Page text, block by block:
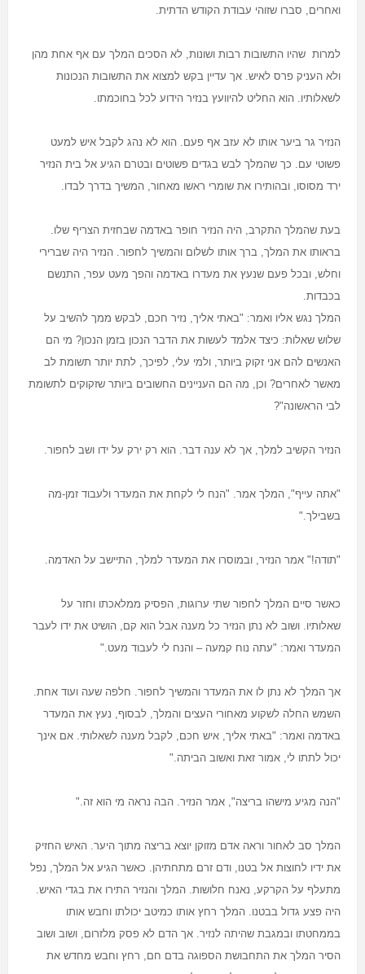
ואחרים, סברו שזוהי עבודת הקודש הדתית.
למרות שהיו התשובות רבות ושונות, לא הסכים המלך עם אף אחת מהן
ולא העניק פרס לאיש. אך עדיין בקש למצוא את התשובות הנכונות
לשאלותיו. הוא החליט להיוועץ בנזיר הידוע לכל בחוכמתו.
הנזיר גר ביער אותו לא עזב אף פעם. הוא לא נהג לקבל איש למעט
פשוטי עם. כך שהמלך לבש בגדים פשוטים ובטרם הגיע אל בית הנזיר
ירד מסוסו, ובהותירו את שומרי ראשו מאחור, המשיך בדרך לבדו.
בעת שהמלך התקרב, היה הנזיר חופר באדמה שבחזית הצריף שלו.
בראותו את המלך, ברך אותו לשלום והמשיך לחפור. הנזיר היה שברירי
וחלש, ובכל פעם שנעץ את מעדרו באדמה והפך מעט עפר, התנשם
בכבדות.
המלך נגש אליו ואמר: "באתי אליך, נזיר חכם, לבקש ממך להשיב על
שלוש שאלות: כיצד אלמד לעשות את הדבר הנכון בזמן הנכון? מי הם
האנשים להם אני זקוק ביותר, ולמי עלי, לפיכך, לתת יותר תשומת לב
מאשר לאחרים? וכן, מה הם העניינים החשובים ביותר שזקוקים לתשומת
לבי הראשונה?"
הנזיר הקשיב למלך, אך לא ענה דבר. הוא רק ירק על ידו ושב לחפור.
"אתה עייף", המלך אמר. "הנח לי לקחת את המעדר ולעבוד זמן-מה
בשבילך".
"תודה!" אמר הנזיר, ובמוסרו את המעדר למלך, התיישב על האדמה.
כאשר סיים המלך לחפור שתי ערוגות, הפסיק ממלאכתו וחזר על
שאלותיו. ושוב לא נתן הנזיר כל מענה אבל הוא קם, הושיט את ידו לעבר
המעדר ואמר: "עתה נוח קמעה – והנח לי לעבוד מעט".
אך המלך לא נתן לו את המעדר והמשיך לחפור. חלפה שעה ועוד אחת.
השמש החלה לשקוע מאחורי העצים והמלך, לבסוף, נעץ את המעדר
באדמה ואמר: "באתי אליך, איש חכם, לקבל מענה לשאלותי. אם אינך
יכול לתתו לי, אמור זאת ואשוב הביתה".
"הנה מגיע מישהו בריצה", אמר הנזיר. הבה נראה מי הוא זה".
המלך סב לאחור וראה אדם מזוקן יוצא בריצה מתוך היער. האיש החזיק
את ידיו לחוצות אל בטנו, ודם זרם מתחתיהן. כאשר הגיע אל המלך, נפל
מתעלף על הקרקע, נאנח חלושות. המלך והנזיר התירו את בגדי האיש.
היה פצע גדול בבטנו. המלך רחץ אותו כמיטב יכולתו וחבש אותו
בממחטתו ובמגבת שהיתה לנזיר. אך הדם לא פסק מלזרום, ושוב ושוב
הסיר המלך את התחבושת הספוגה בדם חם, רחץ וחבש מחדש את